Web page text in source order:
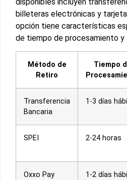
billeteras electrónicas y
opción tiene características
de tiempo de procesamiento y
Método de
Retiro
Tiempo
Transferencia
Bancaria
1-3 días
SPEI 2-24 horas
Oxxo Pay 1-2 días